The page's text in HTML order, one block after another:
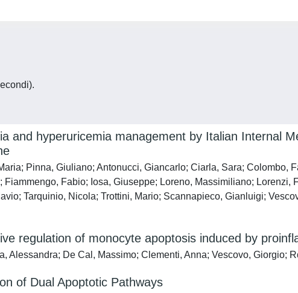
and hyperuricemia management by Italian Internal
Pinna, Giuliano; Antonucci, Giancarlo; Ciarla, Sara; Colombo,
Fabio; Iosa, Giuseppe; Loreno, Massimiliano;
Tarquinio, Nicola; Trottini, Mario; Scannapieco, Gianluigi;
regulation of monocyte apoptosis induced by
Alessandra; De Cal, Massimo; Clementi, Anna; Vescovo, Giorgio;
of Dual Apoptotic Pathways